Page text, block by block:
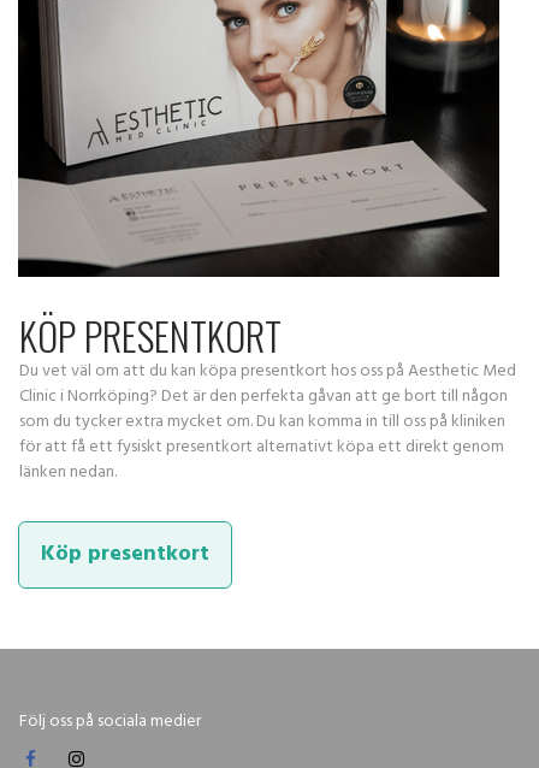
KÖP PRESENTKORT
Du vet väl om att du kan köpa presentkort hos oss på Aesthetic Med
Clinic i Norrköping? Det är den perfekta gåvan att ge bort till någon
som du tycker extra mycket om. Du kan komma in till oss på kliniken
för att få ett fysiskt presentkort alternativt köpa ett direkt genom
länken nedan.
Köp presentkort
Följ oss på sociala medier
 